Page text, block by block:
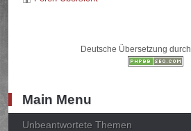
Deutsche Übersetzung durch
Main Menu
Unbeantwortete Themen